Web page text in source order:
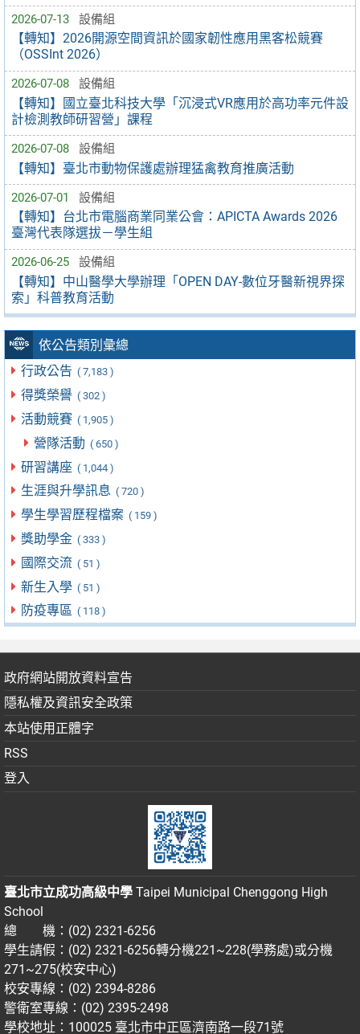
2026-07-13 設備組
【轉知】2026開源空間資訊於國家韌性應用黑客松競賽
（OSSInt 2026）
2026-07-08 設備組
【轉知】國立臺北科技大學「沉浸式VR應用於高功率元件設
計檢測教師研習營」課程
2026-07-08 設備組
【轉知】臺北市動物保護處辦理猛禽教育推廣活動
2026-07-01 設備組
【轉知】台北市電腦商業同業公會：APICTA Awards 2026
臺灣代表隊選拔－學生組
2026-06-25 設備組
【轉知】中山醫學大學辦理「OPEN DAY-數位牙醫新視界探
索」科普教育活動
依公告類別彙總
行政公告 ( 7,183 )
得獎榮譽 ( 302 )
活動競賽 ( 1,905 )
營隊活動 ( 650 )
研習講座 ( 1,044 )
生涯與升學訊息 ( 720 )
學生學習歷程檔案 ( 159 )
獎助學金 ( 333 )
國際交流 ( 51 )
新生入學 ( 51 )
防疫專區 ( 118 )
政府網站開放資料宣告
隱私權及資訊安全政策
本站使用正體字
RSS
登入
臺北市立成功高級中學 Taipei Municipal Chenggong High
School
總 機：(02) 2321-6256
學生請假：(02) 2321-6256轉分機221~228(學務處)或分機
271~275(校安中心)
校安專線：(02) 2394-8286
警衛室專線：(02) 2395-2498
學校地址：100025 臺北市中正區濟南路一段71號